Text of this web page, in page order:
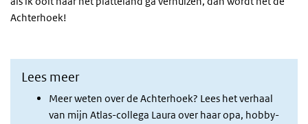
Achterhoek!
Lees meer
Meer weten over de Achterhoek? Lees het verhaal
van mijn Atlas-collega Laura over haar opa, hobby-